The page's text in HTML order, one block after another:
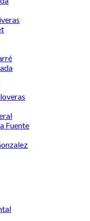
Fuente